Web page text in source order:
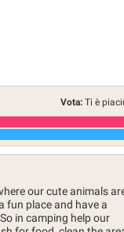
Vota: Ti è
our cute animals
fun place and have a
in camping help our